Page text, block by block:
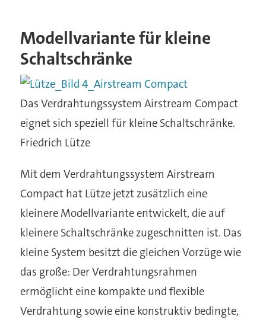
Modellvariante für kleine
Schaltschränke
Das Verdrahtungssystem Airstream Compact
eignet sich speziell für kleine Schaltschränke.
Friedrich Lütze
Mit dem Verdrahtungssystem Airstream
Compact hat Lütze jetzt zusätzlich eine
kleinere Modellvariante entwickelt, die auf
kleinere Schaltschränke zugeschnitten ist. Das
kleine System besitzt die gleichen Vorzüge wie
das große: Der Verdrahtungsrahmen
ermöglicht eine kompakte und flexible
Verdrahtung sowie eine konstruktiv bedingte,